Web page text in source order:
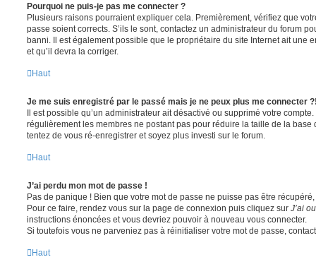
Pourquoi ne puis-je pas me connecter ?
Plusieurs raisons pourraient expliquer cela. Premièrement, vérifiez que
passe soient corrects. S’ils le sont, contactez un administrateur du forum
banni. Il est également possible que le propriétaire du site Internet ait une
et qu’il devra la corriger.
Haut
Je me suis enregistré par le passé mais je ne peux plus me connecter
Il est possible qu’un administrateur ait désactivé ou supprimé votre
régulièrement les membres ne postant pas pour réduire la taille de la base
tentez de vous ré-enregistrer et soyez plus investi sur le forum.
Haut
J’ai perdu mon mot de passe !
Pas de panique ! Bien que votre mot de passe ne puisse pas être
Pour ce faire, rendez vous sur la page de connexion puis cliquez sur J’ai
instructions énoncées et vous devriez pouvoir à nouveau vous connecter.
Si toutefois vous ne parveniez pas à réinitialiser votre mot de passe,
Haut